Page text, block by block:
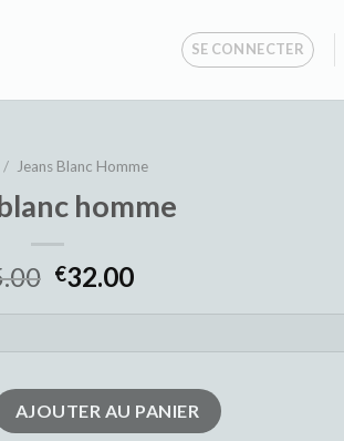
SE CONNECTER
/ Jeans Blanc Homme
homme
€32.00
homme
AJOUTER AU PANIER